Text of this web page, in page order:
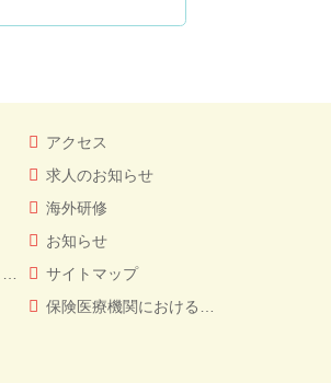
アクセス
求人のお知らせ
海外研修
お知らせ
サイトマップ
保険医療機関における書面掲示